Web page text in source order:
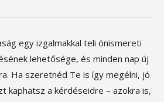
egy izgalmakkal teli önismereti
lehetősége, és minden nap új
Ha szeretnéd Te is így megélni, jó
kaphatsz a kérdéseidre – azokra is,